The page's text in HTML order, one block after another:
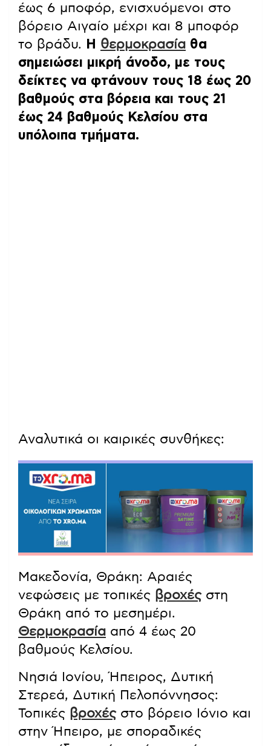
έως 6 μποφόρ, ενισχυόμενοι στο
βόρειο Αιγαίο μέχρι και 8 μποφόρ
το βράδυ.
Η θερμοκρασία θα
σημειώσει μικρή άνοδο, με τους
δείκτες να φτάνουν τους 18 έως 20
βαθμούς στα βόρεια και τους 21
έως 24 βαθμούς Κελσίου στα
υπόλοιπα τμήματα.
Αναλυτικά οι καιρικές συνθήκες:
Μακεδονία, Θράκη: Αραιές
νεφώσεις με τοπικές βροχέςστη
Θράκη από το μεσημέρι.
Θερμοκρασία από 4 έως 20
βαθμούς Κελσίου.
Νησιά Ιονίου, Ήπειρος, Δυτική
Στερεά, Δυτική Πελοπόννησος:
Τοπικές βροχέςστο βόρειο Ιόνιο και
στην Ήπειρο, με σποραδικές